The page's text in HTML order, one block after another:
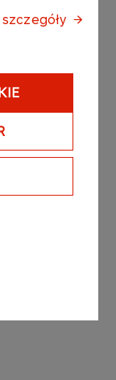
sprawie
za
przepisami
(Dz.U. z